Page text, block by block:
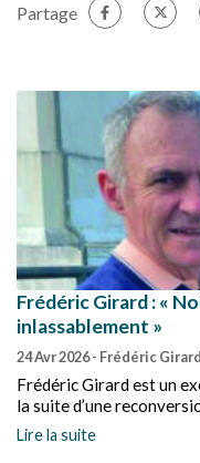
Partage
Frédéric Girard : «
inlassablement »
24 Avr 2026- Frédéric
Frédéric Girard est un
la suite d’une
juillet, il revient pour
Lire la suite